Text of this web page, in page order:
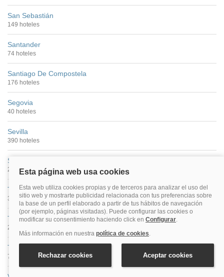
San Sebastián
149 hoteles
Santander
74 hoteles
Santiago De Compostela
176 hoteles
Segovia
40 hoteles
Sevilla
390 hoteles
Soria
27 hoteles
Tarragona
30 hoteles
Teruel
25 hoteles
Toledo
70 hoteles